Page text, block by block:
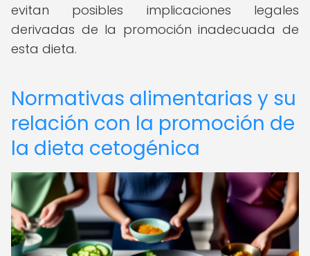
evitan posibles implicaciones legales
derivadas de la promoción inadecuada de
esta dieta.
Normativas alimentarias y su
relación con la promoción de
la dieta cetogénica